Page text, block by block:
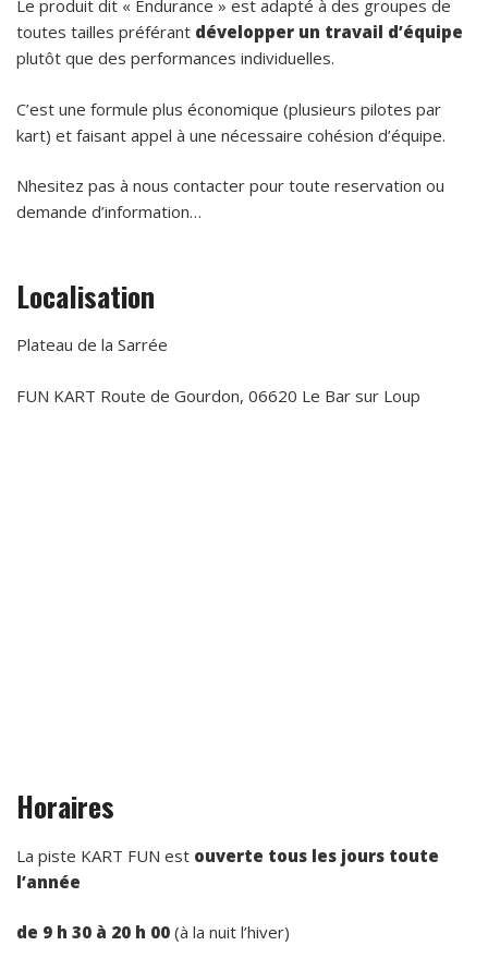
Le produit dit « Endurance » est adapté à des groupes de
toutes tailles préférant développer un travail d’équipe
plutôt que des performances individuelles.
C’est une formule plus économique (plusieurs pilotes par
kart) et faisant appel à une nécessaire cohésion d’équipe.
Nhesitez pas à nous contacter pour toute reservation ou
demande d’information…
Localisation
Plateau de la Sarrée
FUN KART Route de Gourdon, 06620 Le Bar sur Loup
Horaires
La piste KART FUN est ouverte tous les jours toute
l’année
de 9 h 30 à 20 h 00 (à la nuit l’hiver)